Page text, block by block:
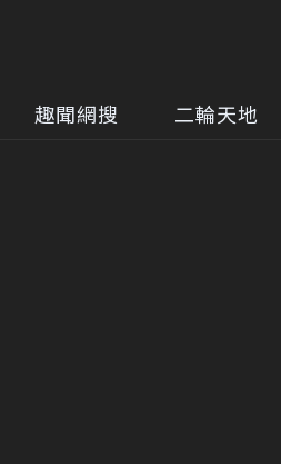
趣聞網搜 二輪天地